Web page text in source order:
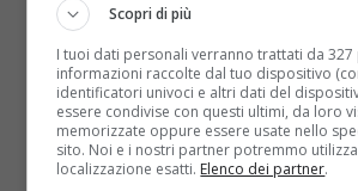
Come rimediare alla puntura della
incontro ravvicinato con le meduse
davvero a chiunque....
Read More
Scopri di più
I tuoi dati personali verranno trattati da 327
informazioni raccolte dal tuo dispositivo
identificatori univoci e altri dati del
essere condivise con questi ultimi, da loro
memorizzate oppure essere usate nello
sito. Noi e i nostri partner potremmo
localizzazione esatti. Elenco dei partner.